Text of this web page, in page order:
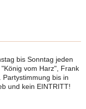
bis Sonntag jeden
vom Harz", Frank
Partystimmung bis in
und kein EINTRITT!